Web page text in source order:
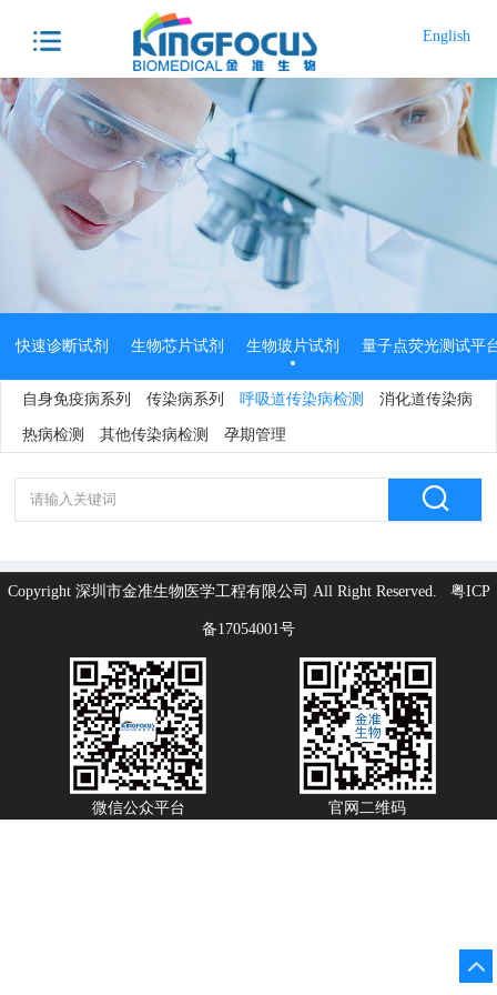
English
快速诊断试剂 生物芯片试剂 生物玻片试剂 量子点荧光测试平
自身免疫病系列 传染病系列 呼吸道传染病检测 消化道传染病
热病检测 其他传染病检测 孕期管理
Copyright 深圳市金准生物医学工程有限公司 All Right Reserved. 粤ICP
备17054001号
微信公众平台 官网二维码